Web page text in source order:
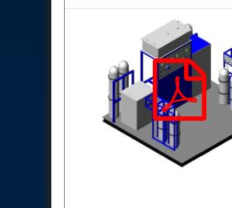
Aircraft Servo Valve Hydraulic
Hydro-Gas Suspension (HSU)
Aircraft Aggregate Flushing Rig
LP Shaft Torsion Fatigue Testing
Integrated Aircraft Hydraulic
& Control Module
Water Leak Testing System for
Gauge Rolling Stock
Aircraft Electro-Hydraulic Multi-